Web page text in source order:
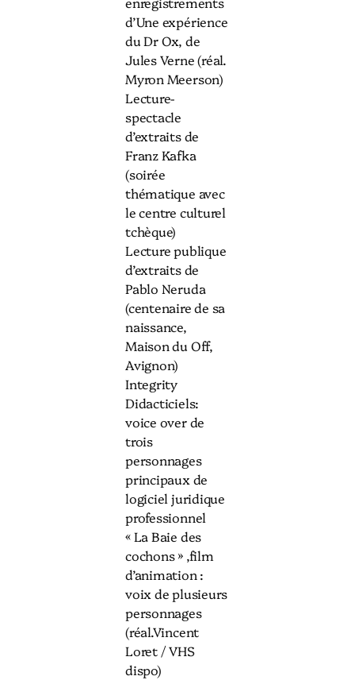
d’Une expérience
du Dr Ox, de
Jules Verne (réal.
Myron Meerson)
Lecture-
spectacle
d’extraits de
Franz Kafka
(soirée
thématique avec
le centre culturel
tchèque)
Lecture publique
d’extraits de
Pablo Neruda
(centenaire de sa
naissance,
Maison du Off,
Avignon)
Integrity
Didacticiels:
voice over de
trois
personnages
principaux de
logiciel juridique
professionnel
« La Baie des
cochons » ,film
d’animation :
voix de plusieurs
personnages
(réal.Vincent
Loret / VHS
dispo)